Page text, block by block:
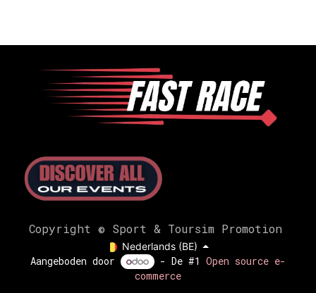
Copyright © Sport & Toursim Promotion
Nederlands (BE)
Aangeboden door - De #1Open source e-
commerce